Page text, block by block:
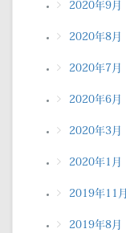
2020年9月
2020年8月
2020年7月
2020年6月
2020年3月
2020年1月
2019年11月
2019年8月